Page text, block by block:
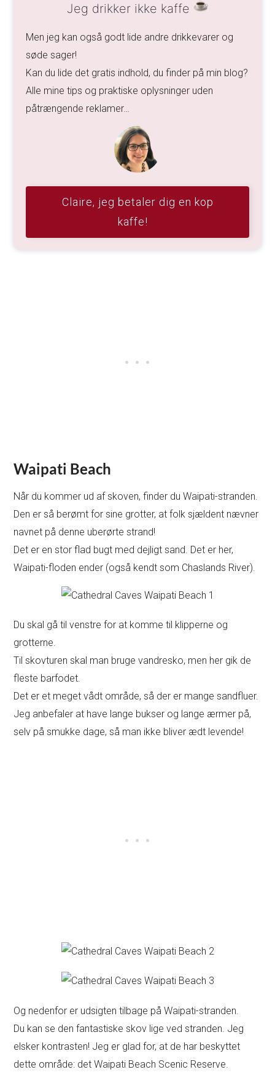
Jeg drikker ikke kaffe
Men jeg kan også godt lide andre drikkevarer og
søde sager!
Kan du lide det gratis indhold, du finder på min blog?
Alle mine tips og praktiske oplysninger uden
påtrængende reklamer…
Claire, jeg betaler dig en kop
kaffe!
Waipati Beach
Når du kommer ud af skoven, finder du Waipati-stranden.
Den er så berømt for sine grotter, at folk sjældent nævner
navnet på denne uberørte strand!
Det er en stor flad bugt med dejligt sand. Det er her,
Waipati-floden ender (også kendt som Chaslands River).
Du skal gå til venstre for at komme til klipperne og
grotterne.
Til skovturen skal man bruge vandresko, men her gik de
fleste barfodet.
Det er et meget vådt område, så der er mange sandfluer.
Jeg anbefaler at have lange bukser og lange ærmer på,
selv på smukke dage, så man ikke bliver ædt levende!
Og nedenfor er udsigten tilbage på Waipati-stranden.
Du kan se den fantastiske skov lige ved stranden. Jeg
elsker kontrasten! Jeg er glad for, at de har beskyttet
dette område: det Waipati Beach Scenic Reserve.